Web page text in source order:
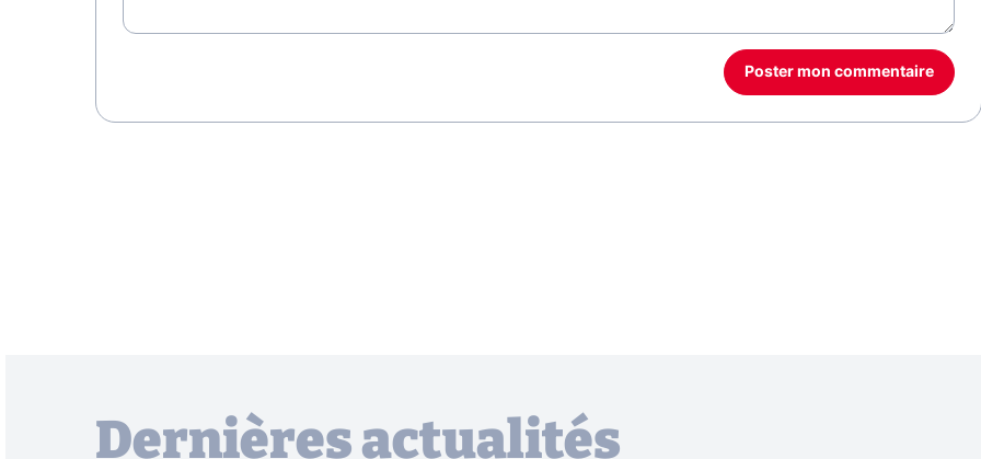
Poster mon commentaire
Dernières actualités